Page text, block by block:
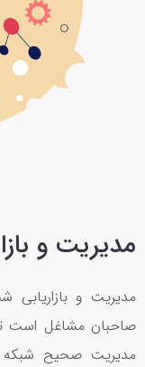
مدیریت و
مدیریت و
صاحبان مشاغل است
مدیریت صحیح شبکه‌